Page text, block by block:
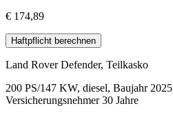
€ 174,89
Haftpflicht berechnen
Land RoverDefender, Teilkasko
200 PS/147 KW, diesel, Baujahr
Versicherungsnehmer 30 Jahre